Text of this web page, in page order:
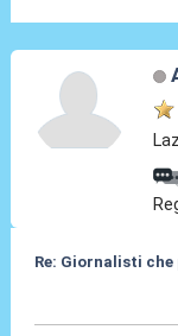
Re: Giornalisti